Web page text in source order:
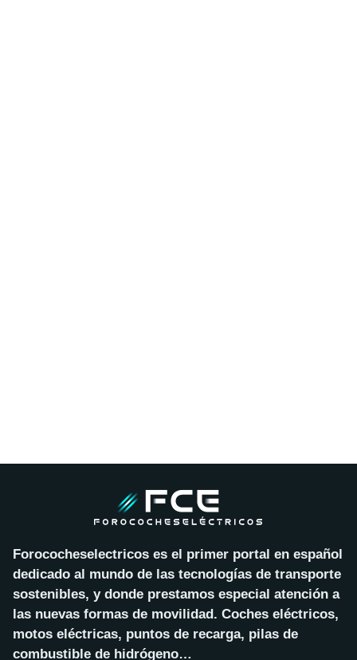
Forococheselectricos es el primer portal en español
dedicado al mundo de las tecnologías de transporte
sostenibles, y donde prestamos especial atención a
las nuevas formas de movilidad. Coches eléctricos,
motos eléctricas, puntos de recarga, pilas de
combustible de hidrógeno…